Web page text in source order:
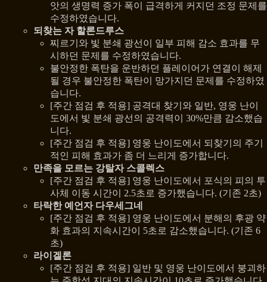
앗의 생명력 증가 폭이 급격하게 커지던 조정 문제를
수정하였습니다.
되찾는 자 할론드루스
찌르기와 빛 분쇄 광선이 일부 피해 감소 효과를 무
시하던 문제를 수정하였습니다.
불안정한 폭탄을 운반하던 플레이어가 연결이 해제
될 경우 불안정한 폭탄이 망가지던 문제를 수정하였
습니다.
[주간 점검 후 적용] 공격대 찾기와 일반, 영웅 난이
도에서 빛 분쇄 광선의 공격력이 30%만큼 감소했습
니다.
[주간 점검 후 적용] 영웅 난이도에서 되찾기의 주기
적인 피해 효과가 좀 더 느리게 증가합니다.
만족을 모르는 강탈자 스콜렉스
[주간 점검 후 적용] 영웅 난이도에서 포식의 피의 투
사체 이동 시간이 2.5초로 증가했습니다. (기존 2초)
타락한 예언자 다우세그네
[주간 점검 후 적용] 영웅 난이도에서 분해의 후광 약
화 효과의 지속시간이 5초로 감소했습니다. (기존 6
초)
라이겔론
[주간 점검 후 적용] 일반 및 영웅 난이도에서 붕괴하